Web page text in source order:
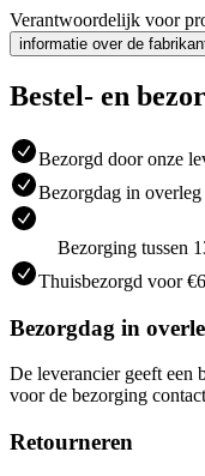
Verantwoordelijk voor
informatie over de
Bestel- en
Bezorgd door onze
Bezorgdag in
Bezorging tussen
Thuisbezorgd voor
Bezorgdag in
De leverancier geeft een
voor de bezorging
Retourneren